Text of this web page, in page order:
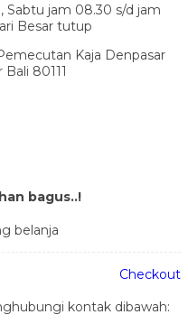
Sabtu jam 08.30 s/d jam
Besar tutup
Kaja Denpasar
80111
bagus..!
belanja
Checkout
kontak dibawah: